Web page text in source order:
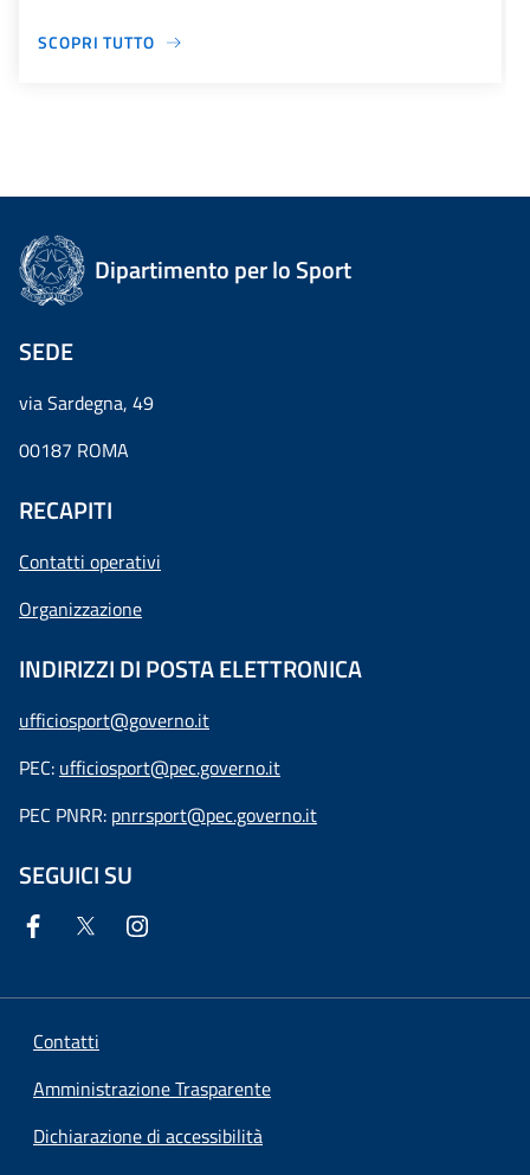
SCOPRI TUTTO
Dipartimento per lo Sport
SEDE
via Sardegna, 49
00187 ROMA
RECAPITI
Contatti operativi
Organizzazione
INDIRIZZI DI POSTA ELETTRONICA
ufficiosport@governo.it
PEC: ufficiosport@pec.governo.it
PEC PNRR: pnrrsport@pec.governo.it
SEGUICI SU
Contatti
Amministrazione Trasparente
Dichiarazione di accessibilità